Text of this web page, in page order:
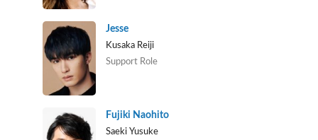
Jesse
Kusaka Reiji
Support Role
Fujiki Naohito
Saeki Yusuke